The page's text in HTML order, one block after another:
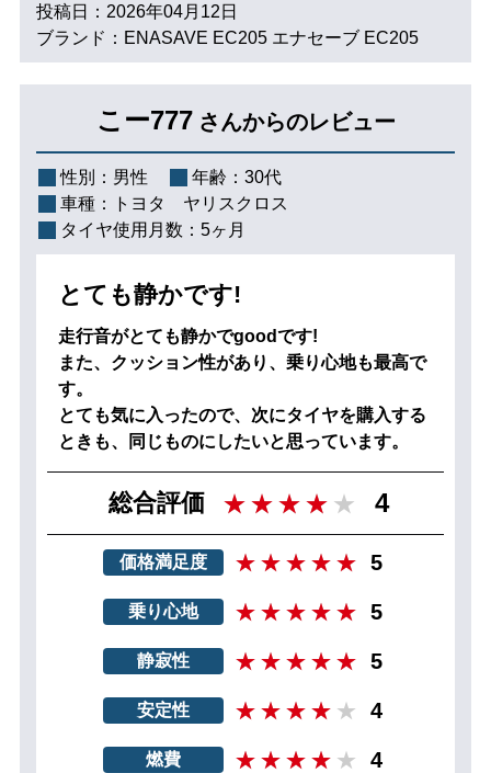
投稿日：2026年04月12日
ブランド：ENASAVE EC205 エナセーブ EC205
こー777 さんからのレビュー
性別： 男性 年齢： 30代
車種：
トヨタ ヤリスクロス
タイヤ使用月数： 5ヶ月
とても静かです!
走行音がとても静かでgoodです!
また、クッション性があり、乗り心地も最高で
す。
とても気に入ったので、次にタイヤを購入する
ときも、同じものにしたいと思っています。
総合評価 4
価格満足度 5
乗り心地 5
静寂性 5
安定性 4
燃費 4